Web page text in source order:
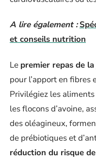
A lire également :
et conseils nutrition
Le premier repas de
pour l’apport en
Privilégiez les
les flocons d’avoine,
des oléagineux,
de prébiotiques et
réduction du risque